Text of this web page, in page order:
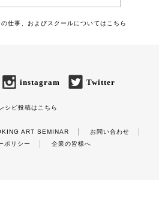
仕事、およびスクールについてはこちら
instagram Twitter
シピ投稿はこちら
ART SEMINAR
お問い合わせ
ポリシー
企業の皆様へ